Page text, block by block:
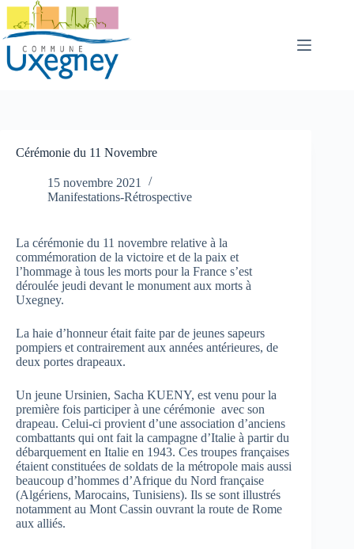
Passer
contenu
Cérémonie du 11 Novembre
15 novembre 2021
Manifestations-Rétrospective
La cérémonie du 11 novembre relative à la
commémoration de la victoire et de la paix et
l’hommage à tous les morts pour la France s’est
déroulée jeudi devant le monument aux morts à
Uxegney.
La haie d’honneur était faite par de jeunes sapeurs
pompiers et contrairement aux années antérieures, de
deux portes drapeaux.
Un jeune Ursinien, Sacha KUENY, est venu pour la
première fois participer à une cérémonie avec son
drapeau. Celui-ci provient d’une association d’anciens
combattants qui ont fait la campagne d’Italie à partir du
débarquement en Italie en 1943. Ces troupes françaises
étaient constituées de soldats de la métropole mais aussi
beaucoup d’hommes d’Afrique du Nord française
(Algériens, Marocains, Tunisiens). Ils se sont illustrés
notamment au Mont Cassin ouvrant la route de Rome
aux alliés.